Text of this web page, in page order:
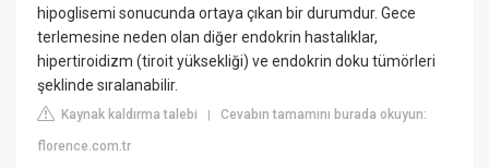
hipoglisemi sonucunda ortaya çıkan bir durumdur. Gece
terlemesine neden olan diğer endokrin hastalıklar,
hipertiroidizm (tiroit yüksekliği) ve endokrin doku tümörleri
şeklinde sıralanabilir.
Kaynak kaldırma talebi |Cevabın tamamını burada okuyun:
florence.com.tr